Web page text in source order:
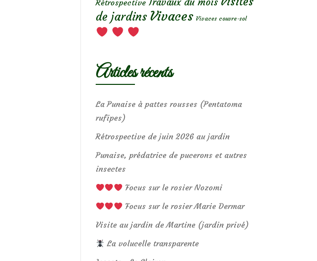
Rétrospective
de jardins Vivaces Vivaces couvre-sol
Articles récents
La Punaise à pattes rousses (Pentatoma
rufipes)
Rétrospective de juin 2026 au jardin
Punaise, prédatrice de pucerons et autres
insectes
Focus sur le rosier Nozomi
Focus sur le rosier Marie Dermar
Visite au jardin de Martine (jardin privé)
La volucelle transparente